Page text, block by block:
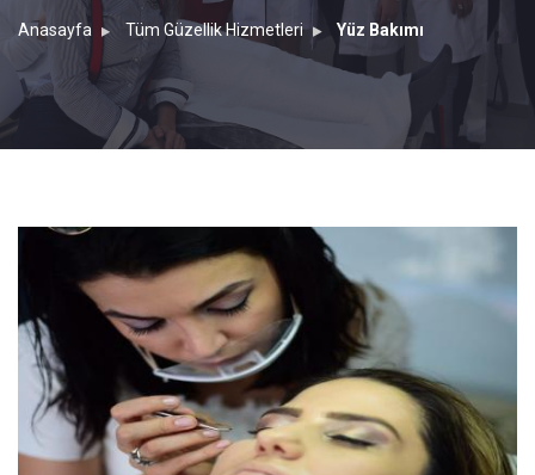
Anasayfa Tüm Güzellik Hizmetleri Yüz Bakımı